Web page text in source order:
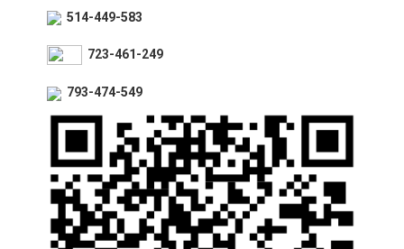
514-449-583
723-461-249
793-474-549